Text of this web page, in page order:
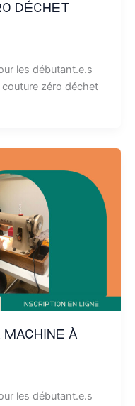
Déchet
les débutant.e.s
couture zéro déchet
à
les débutant.e.s